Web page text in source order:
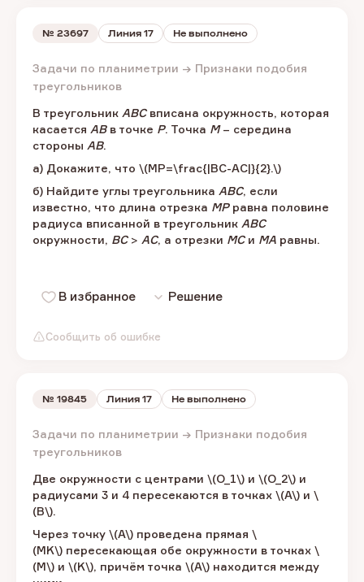
№ 23697 Линия 17 Не выполнено
Сообщить об ошибке
Задачи по планиметрии → Признаки подобия
треугольников
В треугольник АВСвписана окружность, которая
касается АВв точке Р. Точка М– середина
стороны АВ.
а) Докажите, что \(MP=\frac{|BC-AC|}{2}.\)
б) Найдите углы треугольника АВС, если
известно, что длина отрезка МРравна половине
радиуса вписанной в треугольник АВС
окружности, BC> AC, а отрезки МСи МА равны.
В избранное Решение
№ 19845 Линия 17 Не выполнено
Задачи по планиметрии → Признаки подобия
треугольников
Две окружности с центрами \(O_1\) и \(O_2\) и
радиусами 3 и 4 пересекаются в точках \(A\) и \
(B\).
Через точку \(A\) проведена прямая \
(MK\) пересекающая обе окружности в точках \
(M\) и \(K\), причём точка \(A\) находится между